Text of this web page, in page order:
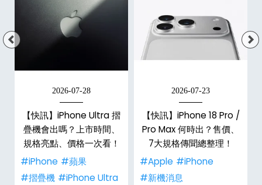
2026-07-28
【快訊】iPhone Ultra 摺
疊機會出嗎？上市時間、
規格亮點、價格一次看！
#iPhone #蘋果
#摺疊機 #iPhone Ultra
2026-07-23
【快訊】iPhone 18 Pro /
Pro Max 何時出？售價、
7大規格傳聞總整理！
#Apple #iPhone
#新機消息